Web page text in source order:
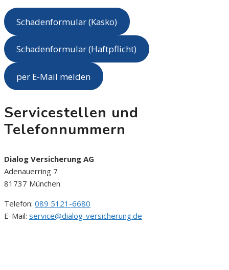
Schadenformular (Kasko)
Schadenformular (Haftpflicht)
per E-Mail melden
Servicestellen und
Telefonnummern
Dialog Versicherung AG
Adenauerring 7
81737 München
Telefon: 089 5121-6680
E-Mail: service@dialog-versicherung.de